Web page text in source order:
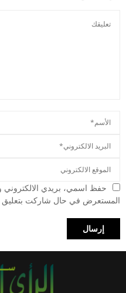
حفظ اسمي، بريدي الالكتروني
المستعرض في حال شاركت بتعليق